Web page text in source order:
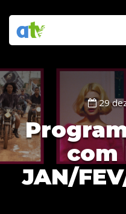
29
com
JAN/